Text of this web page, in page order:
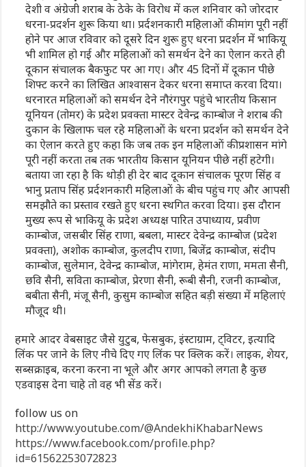
देशी व अंग्रेजी शराब के ठेके के विरोध में कल शनिवार को जोरदार
धरना-प्रदर्शन शुरू किया था। प्रर्दशनकारी महिलाओं की मांग पूरी नहीं
होने पर आज रविवार को दूसरे दिन शुरू हुए धरना प्रदर्शन में भाकियू
भी शामिल हो गई और महिलाओं को समर्थन देने का ऐलान करते ही
दूकान संचालक बैकफुट पर आ गए। और 45 दिनों में दूकान पीछे
शिफ्ट करने का लिखित आश्वासन देकर धरना समाप्त करवा दिया।
धरनारत महिलाओं को समर्थन देने नौरंगपुर पहुंचे भारतीय किसान
यूनियन (तोमर) के प्रदेश प्रवक्ता मास्टर देवेन्द्र काम्बोज ने शराब की
दुकान के खिलाफ चल रहे महिलाओं के धरना प्रदर्शन को समर्थन देने
का ऐलान करते हुए कहा कि जब तक इन महिलाओं की प्रशासन मांगे
पूरी नहीं करता तब तक भारतीय किसान यूनियन पीछे नहीं हटेगी।
बताया जा रहा है कि थोड़ी ही देर बाद दूकान संचालक पूरण सिंह व
भानु प्रताप सिंह प्रर्दशनकारी महिलाओं के बीच पहुंच गए और आपसी
समझौते का प्रस्ताव रखते हुए धरना स्थगित करवा दिया। इस दौरान
मुख्य रूप से भाकियू के प्रदेश अध्यक्ष पारित उपाध्याय, प्रवीण
काम्बोज, जसबीर सिंह राणा, बबला, मास्टर देवेन्द्र काम्बोज (प्रदेश
प्रवक्ता), अशोक काम्बोज, कुलदीप राणा, बिजेंद्र काम्बोज, संदीप
काम्बोज, सुलेमान, देवेन्द्र काम्बोज, मांगेराम, हेमंत राणा, ममता सैनी,
छवि सैनी, सविता काम्बोज, प्रेरणा सैनी, रूबी सैनी, रजनी काम्बोज,
बबीता सैनी, मंजू सैनी, कुसुम काम्बोज सहित बड़ी संख्या में महिलाएं
मौजूद थी।
हमारे आदर वेबसाइट जैसे युटुब, फेसबुक, इंस्टाग्राम, ट्विटर, इत्यादि
लिंक पर जाने के लिए नीचे दिए गए लिंक पर क्लिक करें। लाइक, शेयर,
सब्सक्राइब, करना करना ना भूले और अगर आपको लगता है कुछ
एडवाइस देना चाहे तो वह भी सेंड करें।
follow us on
http://www.youtube.com/@AndekhiKhabarNews
https://www.facebook.com/profile.php?
id=61562253072823